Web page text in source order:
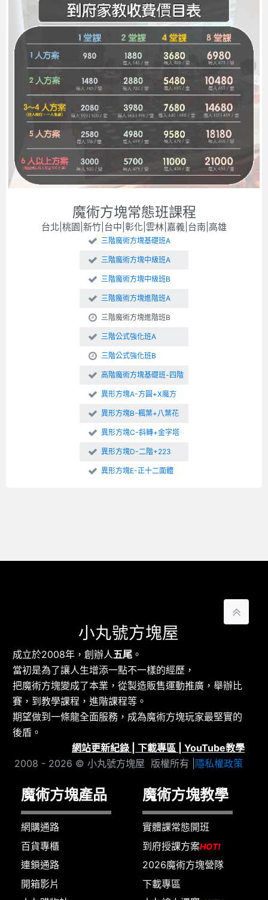
魔術方塊常態班課程
台北|桃園|新竹|台中|彰化|雲林|嘉義|台南|高雄
三階魔術方塊基礎班A
三階魔術方塊中級班A
三階魔術方塊中級班B
三階魔術方塊進階班A
三階魔術方塊進階班B
三階公式強化班A
三階公式強化班B
高階魔術方塊基礎班-四階
異形方塊A-方圓+X魔方
異形方塊B-楓葉+八葉花
異形方塊C-斜轉+金字塔
異形方塊D-二階+223
異形方塊E-正十二面體
小丸號方塊屋
成立於2008年，創辦人五尾 。
當初是為了讓人生增添一點不一樣的經歷，
把魔術方塊變成了本業，從製造販售運動推廣，舉辦比
賽，到教學課程，進階課程等。
期望做到一條龍全面服務，成為魔術方塊玩家最堅實的
後盾。
網站更新紀錄
下載專區
YouTube教學
2008 - 2026 © 小丸號方塊屋 版權所有 | 隱私權政策
魔術方塊產品
網購通路
百貨專櫃
連鎖通路
開箱影片
魔術方塊教學
實體課常態開班
到府授課方案HOT!
2026魔術方塊營隊
下載專區